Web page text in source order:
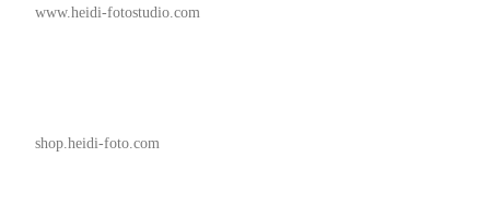
www.heidi-fotostudio.com
shop.heidi-foto.com